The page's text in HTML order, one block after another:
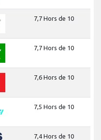
7,7 Hors de 10
7,7 Hors de 10
7,6 Hors de 10
7,5 Hors de 10
7,4 Hors de 10